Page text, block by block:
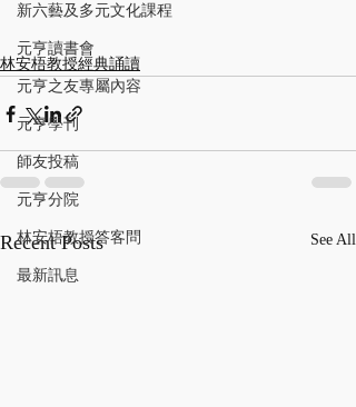
新六藝及多元文化課程
元亨讀書會
元亨之友專屬內容
元亨學刊
師友投稿
元亨分院
林安梧教授答客問
最新訊息
林安梧教授經典誦讀
Recent Posts See All